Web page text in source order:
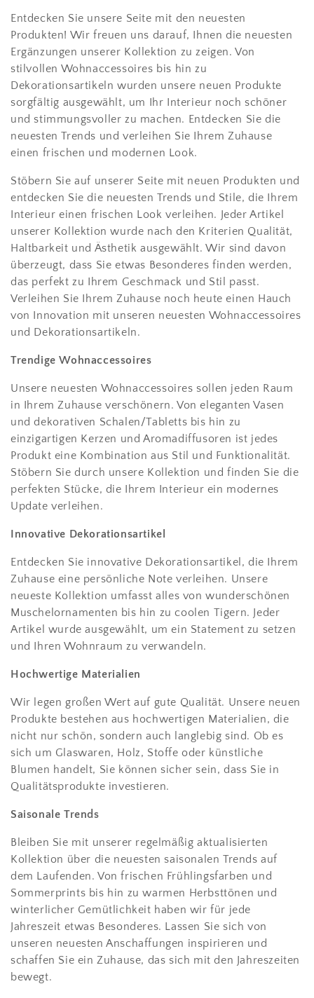
Entdecken Sie unsere Seite mit den neuesten
Produkten! Wir freuen uns darauf, Ihnen die neuesten
Ergänzungen unserer Kollektion zu zeigen. Von
stilvollen Wohnaccessoires bis hin zu
Dekorationsartikeln wurden unsere neuen Produkte
sorgfältig ausgewählt, um Ihr Interieur noch schöner
und stimmungsvoller zu machen. Entdecken Sie die
neuesten Trends und verleihen Sie Ihrem Zuhause
einen frischen und modernen Look.
Stöbern Sie auf unserer Seite mit neuen Produkten und
entdecken Sie die neuesten Trends und Stile, die Ihrem
Interieur einen frischen Look verleihen. Jeder Artikel
unserer Kollektion wurde nach den Kriterien Qualität,
Haltbarkeit und Ästhetik ausgewählt. Wir sind davon
überzeugt, dass Sie etwas Besonderes finden werden,
das perfekt zu Ihrem Geschmack und Stil passt.
Verleihen Sie Ihrem Zuhause noch heute einen Hauch
von Innovation mit unseren neuesten Wohnaccessoires
und Dekorationsartikeln.
Trendige Wohnaccessoires
Unsere neuesten Wohnaccessoires sollen jeden Raum
in Ihrem Zuhause verschönern. Von eleganten Vasen
und dekorativen Schalen/Tabletts bis hin zu
einzigartigen Kerzen und Aromadiffusoren ist jedes
Produkt eine Kombination aus Stil und Funktionalität.
Stöbern Sie durch unsere Kollektion und finden Sie die
perfekten Stücke, die Ihrem Interieur ein modernes
Update verleihen.
Innovative Dekorationsartikel
Entdecken Sie innovative Dekorationsartikel, die Ihrem
Zuhause eine persönliche Note verleihen. Unsere
neueste Kollektion umfasst alles von wunderschönen
Muschelornamenten bis hin zu coolen Tigern. Jeder
Artikel wurde ausgewählt, um ein Statement zu setzen
und Ihren Wohnraum zu verwandeln.
Hochwertige Materialien
Wir legen großen Wert auf gute Qualität. Unsere neuen
Produkte bestehen aus hochwertigen Materialien, die
nicht nur schön, sondern auch langlebig sind. Ob es
sich um Glaswaren, Holz, Stoffe oder künstliche
Blumen handelt, Sie können sicher sein, dass Sie in
Qualitätsprodukte investieren.
Saisonale Trends
Bleiben Sie mit unserer regelmäßig aktualisierten
Kollektion über die neuesten saisonalen Trends auf
dem Laufenden. Von frischen Frühlingsfarben und
Sommerprints bis hin zu warmen Herbsttönen und
winterlicher Gemütlichkeit haben wir für jede
Jahreszeit etwas Besonderes. Lassen Sie sich von
unseren neuesten Anschaffungen inspirieren und
schaffen Sie ein Zuhause, das sich mit den Jahreszeiten
bewegt.